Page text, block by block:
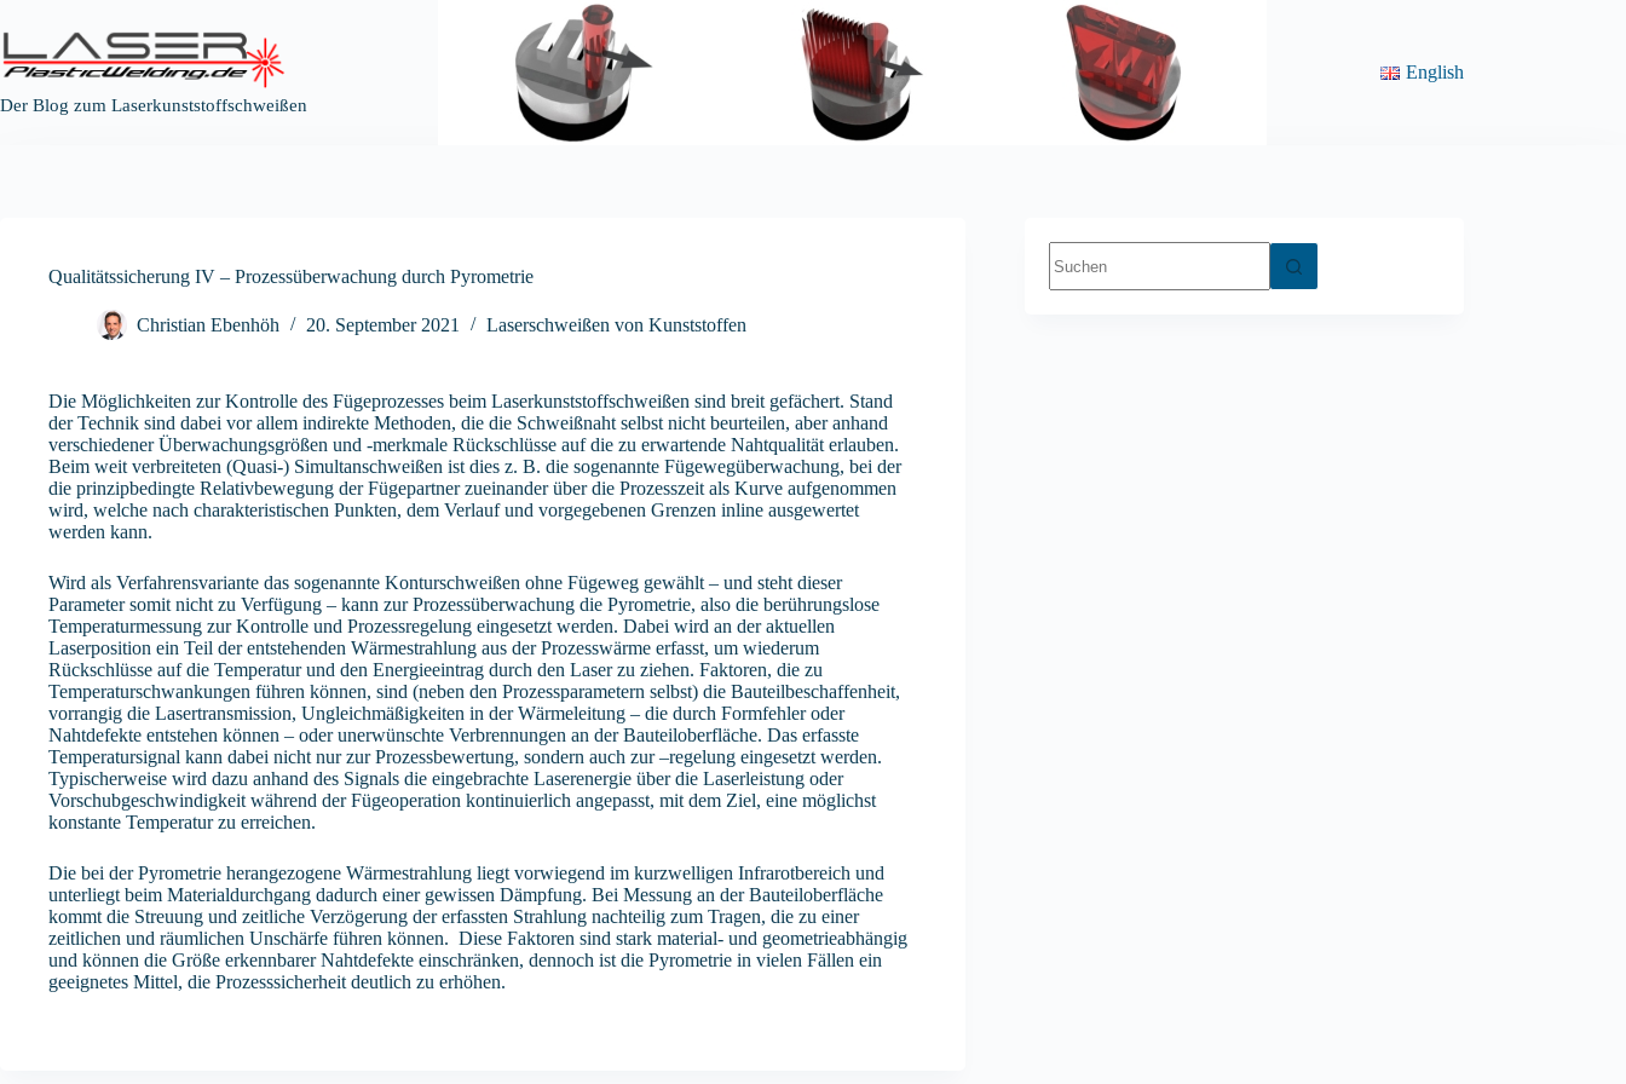
Inhalt
springen
Der Blog zum Laserkunststoffschweißen
English
Qualitätssicherung IV – Prozessüberwachung durch Pyrometrie
Christian Ebenhöh 20. September 2021 Laserschweißen von Kunststoffen
Die Möglichkeiten zur Kontrolle des Fügeprozesses beim Laserkunststoffschweißen sind breit gefächert. Stand
der Technik sind dabei vor allem indirekte Methoden, die die Schweißnaht selbst nicht beurteilen, aber anhand
verschiedener Überwachungsgrößen und -merkmale Rückschlüsse auf die zu erwartende Nahtqualität erlauben.
Beim weit verbreiteten (Quasi-) Simultanschweißen ist dies z. B. die sogenannte Fügewegüberwachung, bei der
die prinzipbedingte Relativbewegung der Fügepartner zueinander über die Prozesszeit als Kurve aufgenommen
wird, welche nach charakteristischen Punkten, dem Verlauf und vorgegebenen Grenzen inline ausgewertet
werden kann.
Wird als Verfahrensvariante das sogenannte Konturschweißen ohne Fügeweg gewählt – und steht dieser
Parameter somit nicht zu Verfügung – kann zur Prozessüberwachung die Pyrometrie, also die berührungslose
Temperaturmessung zur Kontrolle und Prozessregelung eingesetzt werden. Dabei wird an der aktuellen
Laserposition ein Teil der entstehenden Wärmestrahlung aus der Prozesswärme erfasst, um wiederum
Rückschlüsse auf die Temperatur und den Energieeintrag durch den Laser zu ziehen. Faktoren, die zu
Temperaturschwankungen führen können, sind (neben den Prozessparametern selbst) die Bauteilbeschaffenheit,
vorrangig die Lasertransmission, Ungleichmäßigkeiten in der Wärmeleitung – die durch Formfehler oder
Nahtdefekte entstehen können – oder unerwünschte Verbrennungen an der Bauteiloberfläche. Das erfasste
Temperatursignal kann dabei nicht nur zur Prozessbewertung, sondern auch zur –regelung eingesetzt werden.
Typischerweise wird dazu anhand des Signals die eingebrachte Laserenergie über die Laserleistung oder
Vorschubgeschwindigkeit während der Fügeoperation kontinuierlich angepasst, mit dem Ziel, eine möglichst
konstante Temperatur zu erreichen.
Die bei der Pyrometrie herangezogene Wärmestrahlung liegt vorwiegend im kurzwelligen Infrarotbereich und
unterliegt beim Materialdurchgang dadurch einer gewissen Dämpfung. Bei Messung an der Bauteiloberfläche
kommt die Streuung und zeitliche Verzögerung der erfassten Strahlung nachteilig zum Tragen, die zu einer
zeitlichen und räumlichen Unschärfe führen können. Diese Faktoren sind stark material- und geometrieabhängig
und können die Größe erkennbarer Nahtdefekte einschränken, dennoch ist die Pyrometrie in vielen Fällen ein
geeignetes Mittel, die Prozesssicherheit deutlich zu erhöhen.
Ergebnisse